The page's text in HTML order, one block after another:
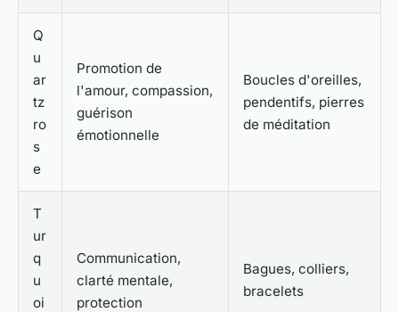
Q
u
ar
tz
ro
s
e
Promotion de
l'amour, compassion,
guérison
émotionnelle
Boucles d'oreilles,
pendentifs, pierres
de méditation
T
ur
q
u
oi
Communication,
clarté mentale,
protection
Bagues, colliers,
bracelets